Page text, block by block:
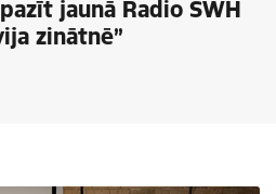
jaunā Radio SWH
zinātnē”